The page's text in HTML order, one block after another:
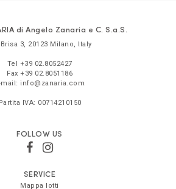
di Angelo Zanaria e C. S.a.S.
3 20123 Milano Italy
Tel +39 02.8052427
Fax +39 02.8051186
mail: info@zanaria.com
IVA: 00714210150
FOLLOW US
SERVICE
Mappa lotti